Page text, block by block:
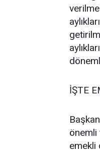
İŞTE
önemli
emekli